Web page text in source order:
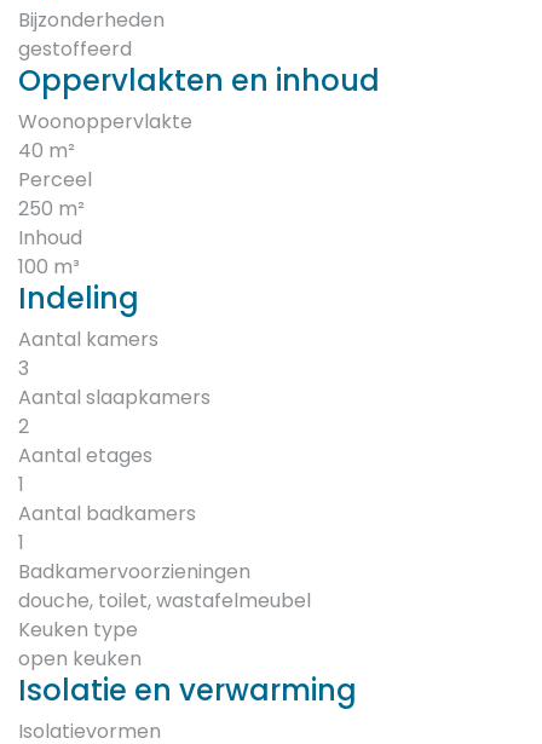
Bijzonderheden
gestoffeerd
Oppervlakten en inhoud
Woonoppervlakte
40 m²
Perceel
250 m²
Inhoud
100 m³
Indeling
Aantal kamers
3
Aantal slaapkamers
2
Aantal etages
1
Aantal badkamers
1
Badkamervoorzieningen
douche, toilet, wastafelmeubel
Keuken type
open keuken
Isolatie en verwarming
Isolatievormen